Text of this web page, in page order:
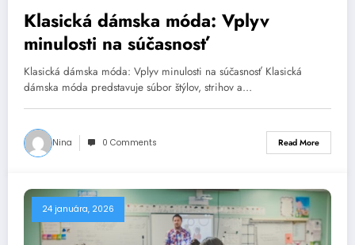
Klasická dámska móda: Vplyv
minulosti na súčasnosť
Klasická dámska móda: Vplyv minulosti na súčasnosť Klasická
dámska móda predstavuje súbor štýlov, strihov a…
Nina 0 Comments Read More
24 januára, 2026